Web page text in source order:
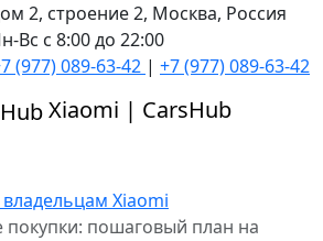
2, строение 2, Москва, Россия
Вс с 8:00 до 22:00
(977) 089-63-42 | +7 (977) 089-63-42
Xiaomi | CarsHub
Xiaomi
покупки: пошаговый план на